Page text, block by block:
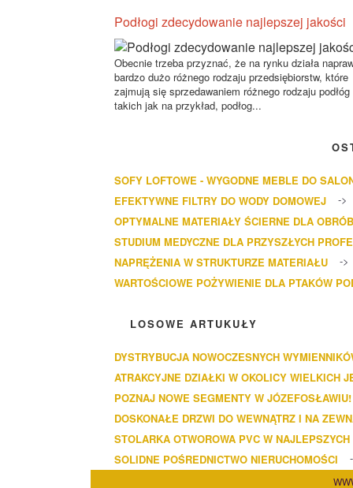
Podłogi zdecydowanie najlepszej jakości
Obecnie trzeba przyznać, że na rynku działa
bardzo dużo różnego rodzaju przedsiębiorstw, które
zajmują się sprzedawaniem różnego rodzaju podłóg
takich jak na przykład, podłog...
SOFY LOFTOWE - WYGODNE MEBLE DO
EFEKTYWNE FILTRY DO WODY DOMOWEJ
OPTYMALNE MATERIAŁY ŚCIERNE DLA
STUDIUM MEDYCZNE DLA PRZYSZŁYCH
NAPRĘŻENIA W STRUKTURZE MATERIAŁU
WARTOŚCIOWE POŻYWIENIE DLA PTAKÓW
LOSOWE ARTUKUŁY
DYSTRYBUCJA NOWOCZESNYCH
ATRAKCYJNE DZIAŁKI W OKOLICY WIELKICH
POZNAJ NOWE SEGMENTY W JÓZEFOSŁAWIU!
DOSKONAŁE DRZWI DO WEWNĄTRZ I NA
STOLARKA OTWOROWA PVC W
SOLIDNE POŚREDNICTWO NIERUCHOMOŚCI